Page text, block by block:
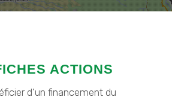
ACTIONS
d’un financement du